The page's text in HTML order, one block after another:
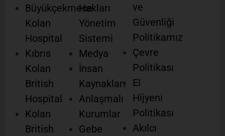
Büyükçekmece
Kolan
Hospital
Kıbrıs
Kolan
British
Hospital
Kolan
British
Hakları
Yönetim
Sistemi
Medya
İnsan
Kaynakları
Anlaşmalı
Kurumlar
Gebe
ve
Güvenliği
Politikamız
Çevre
Politikası
El
Hijyeni
Politikası
Akılcı